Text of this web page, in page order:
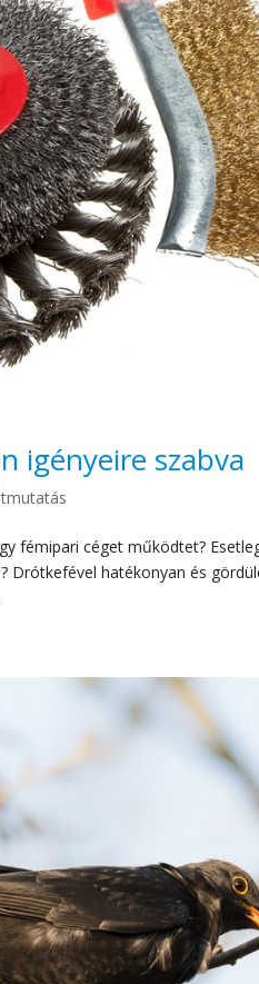
igényeire szabva
fémipari céget működtet?
Drótkefével hatékonyan és